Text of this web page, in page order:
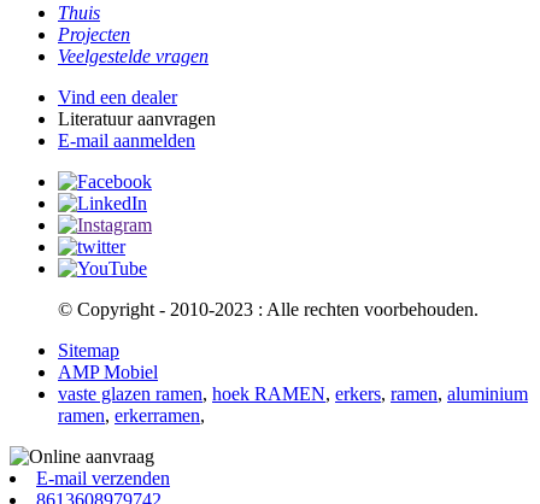
Thuis
Projecten
Veelgestelde vragen
Vind een dealer
Literatuur aanvragen
E-mail aanmelden
© Copyright - 2010-2023 : Alle rechten voorbehouden.
Sitemap
AMP Mobiel
vaste glazen ramen, hoek RAMEN, erkers, ramen, aluminium
ramen, erkerramen,
E-mail verzenden
8613608979742